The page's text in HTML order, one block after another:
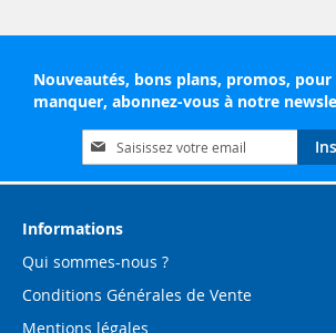
Nouveautés, bons plans, promos,
manquer, abonnez-vous à notre
Inscription
à
notre
d’information
Informations
Qui sommes-nous ?
Conditions Générales de Vente
Mentions légales